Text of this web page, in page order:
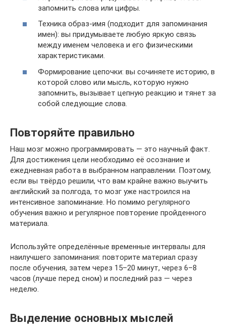
запомнить слова или цифры.
Техника образ-имя (подходит для запоминания
имен): вы придумываете любую яркую связь
между именем человека и его физическими
характеристиками.
Формирование цепочки: вы сочиняете историю, в
которой слово или мысль, которую нужно
запомнить, вызывает цепную реакцию и тянет за
собой следующие слова.
Повторяйте правильно
Наш мозг можно программировать — это научный факт.
Для достижения цели необходимо её осознание и
ежедневная работа в выбранном направлении. Поэтому,
если вы твёрдо решили, что вам крайне важно выучить
английский за полгода, то мозг уже настроился на
интенсивное запоминание. Но помимо регулярного
обучения важно и регулярное повторение пройденного
материала.
Используйте определённые временные интервалы для
наилучшего запоминания: повторите материал сразу
после обучения, затем через 15–20 минут, через 6–8
часов (лучше перед сном) и последний раз — через
неделю.
Выделение основных мыслей